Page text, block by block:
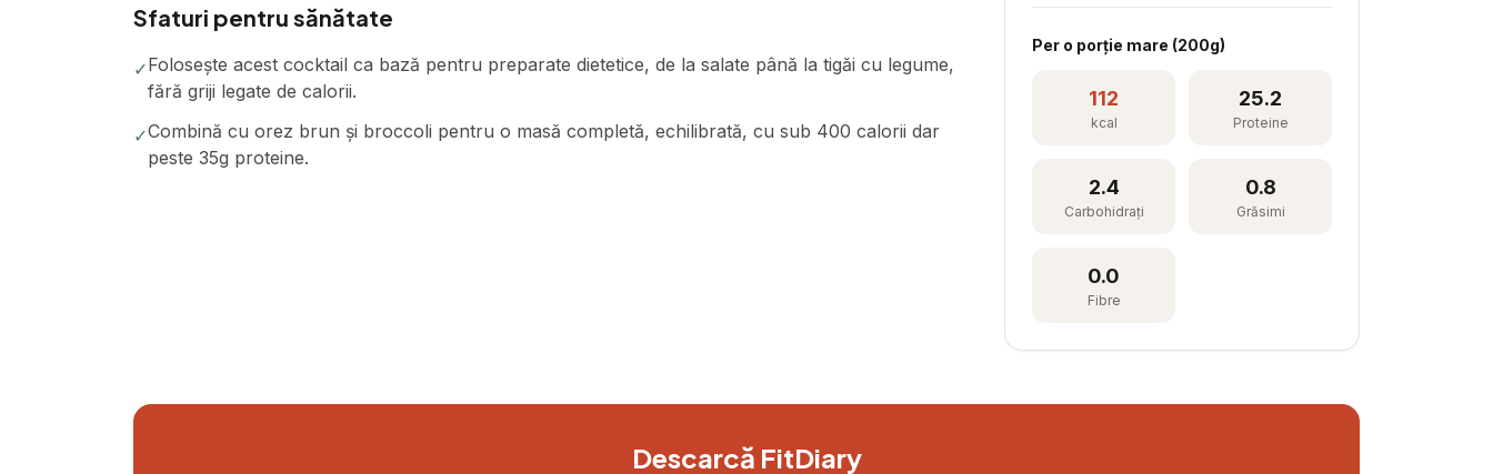
Sfaturi pentru sănătate
✓Folosește acest cocktail ca bază pentru preparate dietetice, de la salate până la tigăi cu legume,
fără griji legate de calorii.
✓Combină cu orez brun și broccoli pentru o masă completă, echilibrată, cu sub 400 calorii dar
peste 35g proteine.
Per o porție mare (200g)
112
kcal
25.2
Proteine
2.4
Carbohidrați
0.8
Grăsimi
0.0
Fibre
Descarcă FitDiary